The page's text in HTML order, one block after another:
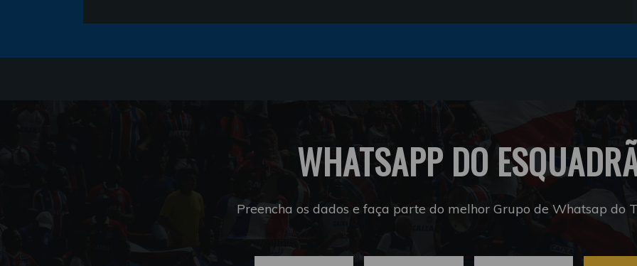
WHATSAPP DO
Preencha os dados e faça parte do melhor Grupo de Whatsap do